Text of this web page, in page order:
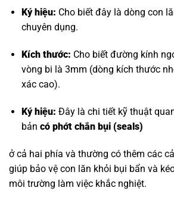
Ký hiệu: Cho biết đây là dòng con
chuyên dụng.
Kích thước: Cho biết đường kính
vòng bi là 3mm (dòng kích thước
xác cao).
Ký hiệu: Đây là chi tiết kỹ thuật
bản có phớt chắn bụi (seals)
ở cả hai phía và thường có thêm các
giúp bảo vệ con lăn khỏi bụi bẩn và
môi trường làm việc khắc nghiệt.